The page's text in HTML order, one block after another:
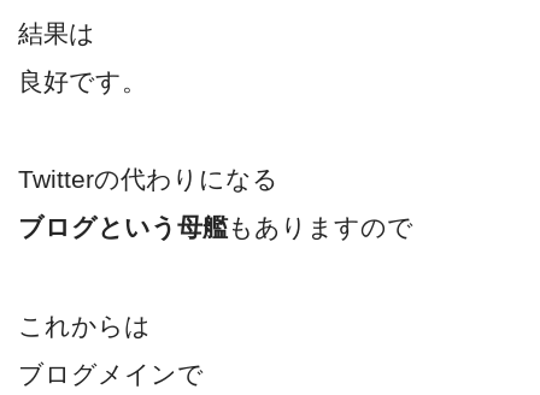
結果は
良好です。
Twitterの代わりになる
ブログという母艦もありますので
これからは
ブログメインで